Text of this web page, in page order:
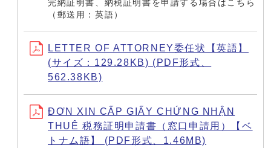
完納証明書、納税証明書を申請する場合はこちら
（郵送用：英語）
LETTER OF ATTORNEY委任状【英語】
(サイズ：129.28KB) (PDF形式、
562.38KB)
ĐƠN XIN CẤP GIẤY CHỨNG NHẬN
THUÊ 税務証明申請書（窓口申請用）【ベ
トナム語】 (PDF形式、1.46MB)